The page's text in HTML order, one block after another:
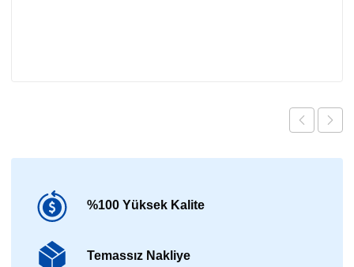
%100 Yüksek Kalite
Temassız Nakliye